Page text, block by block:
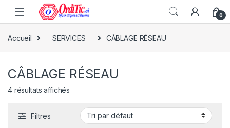
0
Accueil SERVICES CÂBLAGE RÉSEAU
CÂBLAGE RÉSEAU
4 résultats affichés
Filtres